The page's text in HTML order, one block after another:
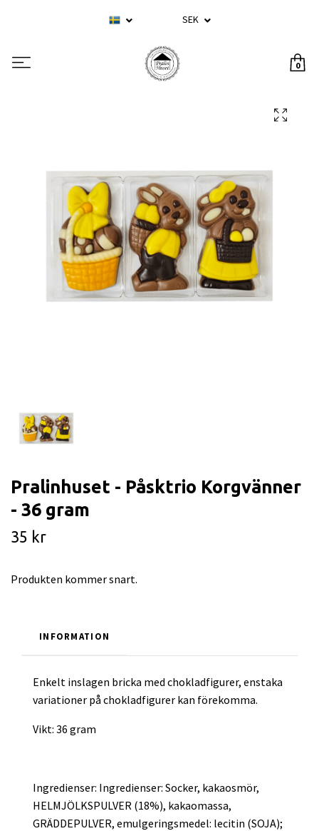
SEK
0
Pralinhuset - Påsktrio Korgvänner
- 36 gram
35 kr
Produkten kommer snart.
INFORMATION
Enkelt inslagen bricka med chokladfigurer, enstaka
variationer på chokladfigurer kan förekomma.
Vikt: 36 gram
Ingredienser: Ingredienser: Socker, kakaosmör,
HELMJÖLKSPULVER (18%), kakaomassa,
GRÄDDEPULVER, emulgeringsmedel: lecitin (SOJA);